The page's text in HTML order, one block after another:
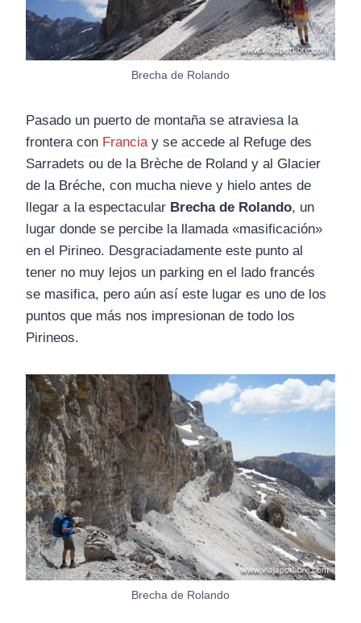
Brecha de Rolando
Pasado un puerto de montaña se atraviesa la
frontera con Franciay se accede al Refuge des
Sarradets ou de la Brèche de Roland y al Glacier
de la Bréche, con mucha nieve y hielo antes de
llegar a la espectacular Brecha de Rolando, un
lugar donde se percibe la llamada «masificación»
en el Pirineo. Desgraciadamente este punto al
tener no muy lejos un parking en el lado francés
se masifica, pero aún así este lugar es uno de los
puntos que más nos impresionan de todo los
Pirineos.
Brecha de Rolando